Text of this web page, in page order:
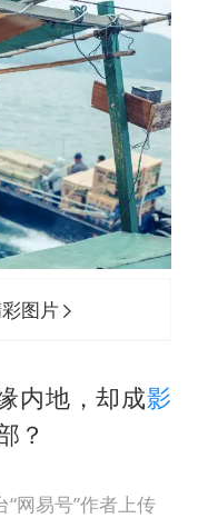
图片
内地，却成影
？
网易号”作者上传